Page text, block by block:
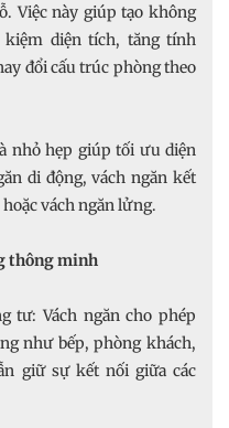
Việc này giúp tạo không
kiệm diện tích, tăng tính
đổi cấu trúc phòng theo
nhỏ hẹp giúp tối ưu diện
di động, vách ngăn kết
vách ngăn lửng.
thông minh
tư: Vách ngăn cho phép
như bếp, phòng khách,
giữ sự kết nối giữa các